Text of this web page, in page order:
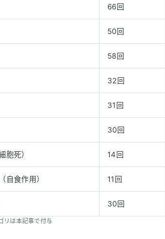
66回
50回
58回
32回
31回
30回
胞死） 14回
自食作用） 11回
30回
リは本記事で付与